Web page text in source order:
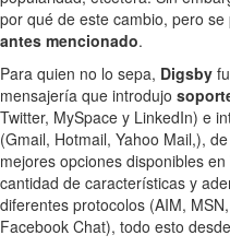
por qué de este cambio, pero
antes mencionado.
Para quien no lo sepa, Digsby
mensajería que introdujo
Twitter, MySpace y LinkedIn) e
(Gmail, Hotmail, Yahoo Mail,),
mejores opciones disponibles
cantidad de características y
diferentes protocolos (AIM,
Facebook Chat), todo esto desde